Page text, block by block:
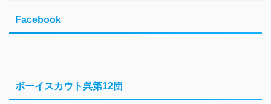
Facebook
ボーイスカウト呉第12団